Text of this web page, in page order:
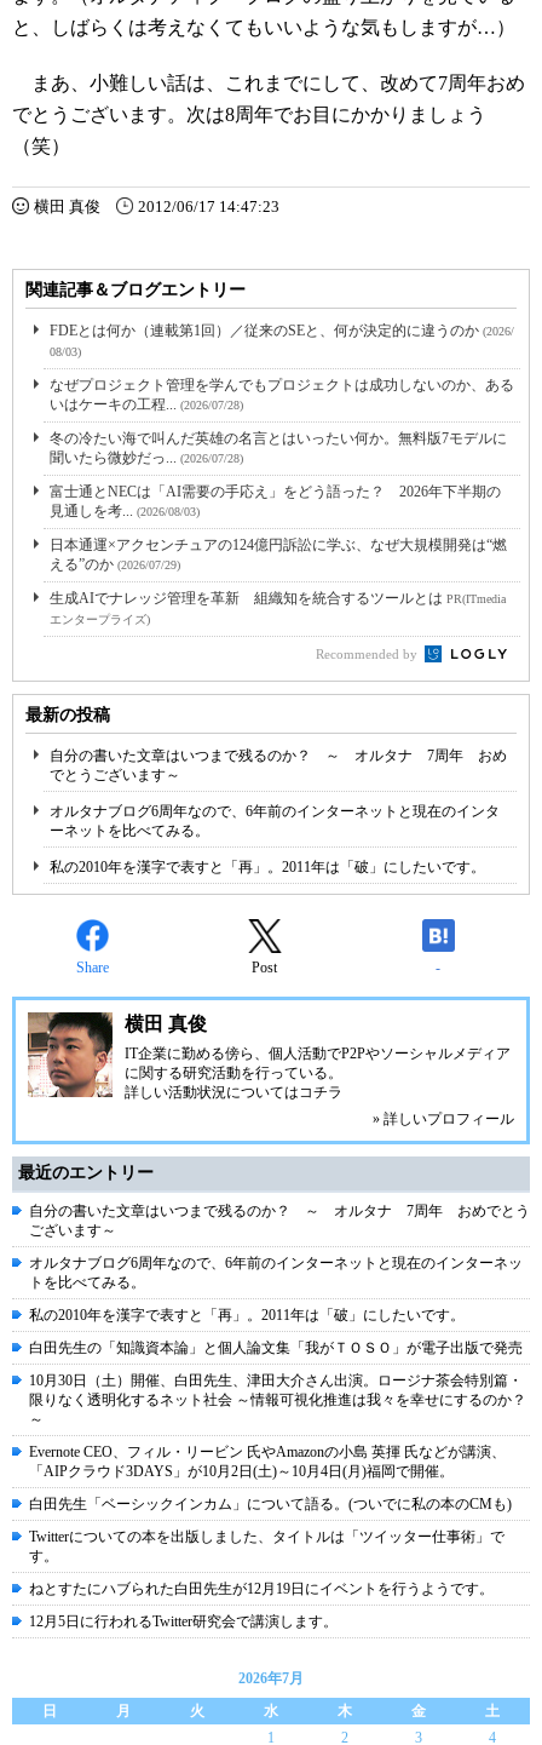
と、しばらくは考えなくてもいいような気もしますが…）
まあ、小難しい話は、これまでにして、改めて7周年おめ
でとうございます。次は8周年でお目にかかりましょう
（笑）
横田 真俊 2012/06/17 14:47:23
関連記事＆ブログエントリー
FDEとは何か（連載第1回）／従来のSEと、何が決定的に違うのか (2026/
08/03)
なぜプロジェクト管理を学んでもプロジェクトは成功しないのか、ある
いはケーキの工程... (2026/07/28)
冬の冷たい海で叫んだ英雄の名言とはいったい何か。無料版7モデルに
聞いたら微妙だっ... (2026/07/28)
富士通とNECは「AI需要の手応え」をどう語った？ 2026年下半期の
見通しを考... (2026/08/03)
日本通運×アクセンチュアの124億円訴訟に学ぶ、なぜ大規模開発は“燃
える”のか (2026/07/29)
生成AIでナレッジ管理を革新 組織知を統合するツールとは PR(ITmedia
エンタープライズ)
Recommended by
最新の投稿
自分の書いた文章はいつまで残るのか？ ～ オルタナ 7周年 おめ
でとうございます～
オルタナブログ6周年なので、6年前のインターネットと現在のインタ
ーネットを比べてみる。
私の2010年を漢字で表すと「再」。2011年は「破」にしたいです。
Share Post -
横田 真俊
IT企業に勤める傍ら、個人活動でP2Pやソーシャルメディア
に関する研究活動を行っている。
詳しい活動状況についてはコチラ
» 詳しいプロフィール
最近のエントリー
自分の書いた文章はいつまで残るのか？ ～ オルタナ 7周年 おめでとう
ございます～
オルタナブログ6周年なので、6年前のインターネットと現在のインターネッ
トを比べてみる。
私の2010年を漢字で表すと「再」。2011年は「破」にしたいです。
白田先生の「知識資本論」と個人論文集「我がＴＯＳＯ」が電子出版で発売
10月30日（土）開催、白田先生、津田大介さん出演。ロージナ茶会特別篇・
限りなく透明化するネット社会 ～情報可視化推進は我々を幸せにするのか？
～
Evernote CEO、フィル・リービン 氏やAmazonの小島 英揮 氏などが講演、
「AIPクラウド3DAYS」が10月2日(土)～10月4日(月)福岡で開催。
白田先生「ベーシックインカム」について語る。(ついでに私の本のCMも)
Twitterについての本を出版しました、タイトルは「ツイッター仕事術」で
す。
ねとすたにハブられた白田先生が12月19日にイベントを行うようです。
12月5日に行われるTwitter研究会で講演します。
2026年7月
日
月 火 水 木 金
土
1
2 3
4